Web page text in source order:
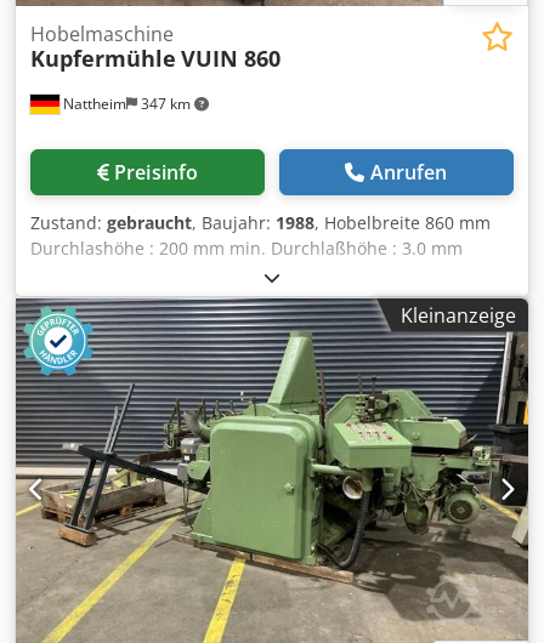
Nattheim 347 km
Hobelmaschine
Kupfermühle VUIN 860
Preisinfo Anrufen
Zustand: gebraucht, Baujahr: 1988, Hobelbreite 860 mm
Durchlashöhe : 200 mm min. Durchlaßhöhe : 3.0 mm
Motor unten 18.5 kW Motor oben 7.0 / 10.0 kW Lagerort:
Nattheim Dkjdpfx Apovvkc Aovsr
Kleinanzeige